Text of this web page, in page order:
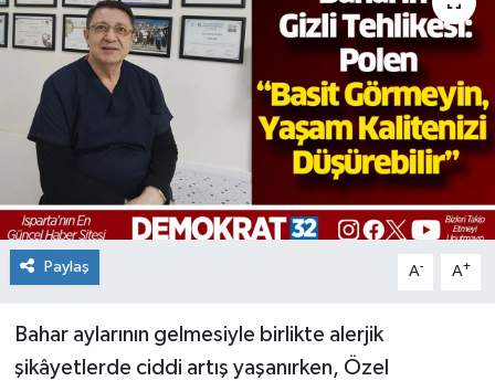
Paylaş A- A+
Bahar aylarının gelmesiyle birlikte alerjik
şikâyetlerde ciddi artış yaşanırken, Özel